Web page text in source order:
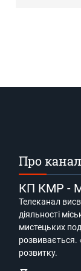
Про канал
КП КМР -
Телеканал
діяльності
мистецьких
розвивається.
розвитку.